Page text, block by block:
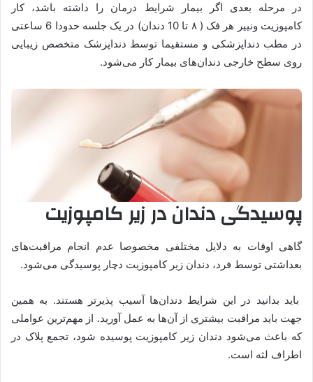
در مرحله بعدی اگر بیمار شرایط درمان را داشته باشد، کار
کامپوزیت ونییر هر فک ( ۸ تا 10 دندان) در یک جلسه حدودا 6 ساعتی
در مطب دنداپزشکی و مستقیما توسط دنداپزشک متخصص زیبایی
روی سطح خارجی دندان‌های بیمار کار می‌شود.
پوسیدگی دندان در زیر کامپوزیت
گاهی اوقات به دلایل مختلفی مخصوصا عدم انجام مراقبت‌های
بعداشتی توسط فرد، دندان زیر کامپوزیت دچار پوسیدگی می‌شود.
باید بدانید در این شرایط دندان‌ها آسیب پذیرتر هستند. به همین
جهت باید مراقبت بیشتری از آن‌ها به عمل آورید. از مهم‌ترین عواملی
که باعث می‌شود دندان زیر کامپوزیت پوسیده شود، تجمع پلاک در
اطراف لثه است.